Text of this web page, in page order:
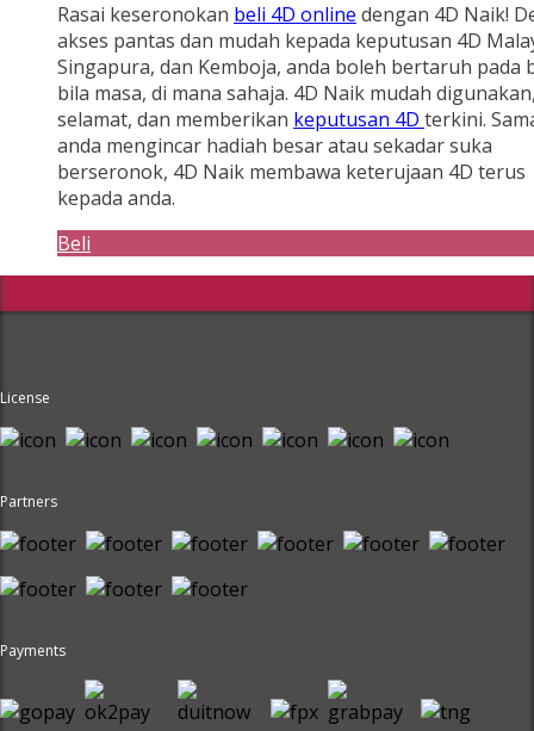
Rasai keseronokan beli 4D online dengan 4D Naik!
akses pantas dan mudah kepada keputusan 4D
Singapura, dan Kemboja, anda boleh bertaruh pada
bila masa, di mana sahaja. 4D Naik mudah
selamat, dan memberikan keputusan 4D terkini.
anda mengincar hadiah besar atau sekadar suka
berseronok, 4D Naik membawa keterujaan 4D terus
kepada anda.
Beli
License
Partners
Payments